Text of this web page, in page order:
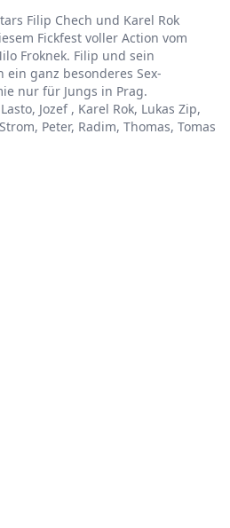
Filip Chech und Karel Rok
Fickfest voller Action vom
Froknek. Filip und sein
ganz besonderes Sex-
nur für Jungs in Prag.
Jozef , Karel Rok, Lukas Zip,
Peter, Radim, Thomas, Tomas